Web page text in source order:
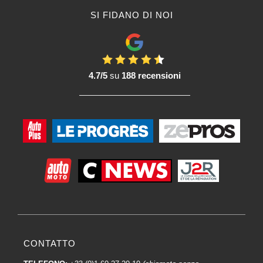
Verniciato come nuovo nonostante l'usura quotidiana.
I trasparenti per auto Spies Hecker sono spesso versatili e compatibili con
diversi tipi di Vernici e substrati. Ciò offre flessibilità di applicazione ai
professionisti della carrozzeria.
Esse mirano a fornire una protezione a lungo termine, mantenendo la qualità
della finitura.
Spies Hecker offre una gamma diversificata di trasparenti per auto, in grado
di soddisfare le più svariate esigenze. Che si tratti di riparazioni,
I professionisti della carrozzeria apprezzano spesso i trasparenti per auto
Carross :
SI FIDANO DI NOI
4.7/5su 188 recensioni
CONTATTO